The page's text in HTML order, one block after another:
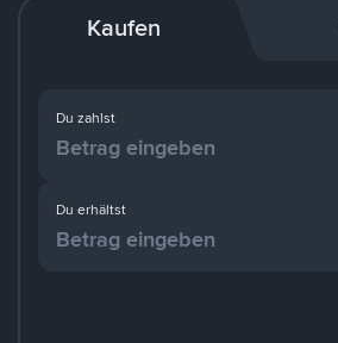
Kaufen
Du zahlst
Du erhältst